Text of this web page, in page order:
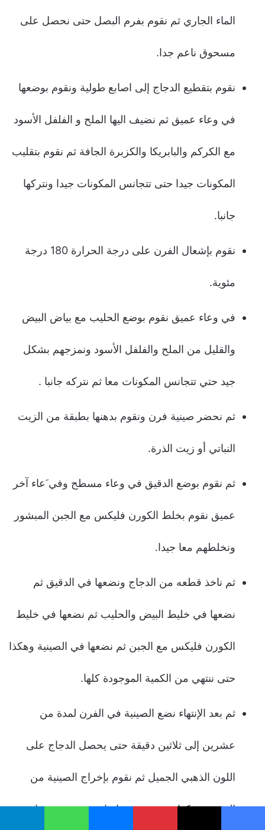
الماء الجاري ثم نقوم بفرم البصل حتى نحصل على
مسحوق ناعم جدا.
نقوم بتقطيع الدجاج إلى اصابع طولية ونقوم بوضعها
في وعاء عميق ثم نضيف اليها الملح و الفلفل الأسود
مع الكركم والبابريكا والكزبرة الجافة ثم نقوم بتقليب
المكونات جيدا حتى تتجانس المكونات جيدا ونتركها
جانبا.
نقوم بإشعال الفرن على درجة الحرارة 180 درجة
مئوية.
في وعاء عميق نقوم بوضع الحليب مع بياض البيض
والقليل من الملح والفلفل الأسود ونمزجهم بشكل
جيد حتي تتجانس المكونات معا ثم نتركه جانبا .
ثم نحضر صينية فرن ونقوم بدهنها بطبقة من الزيت
النباتي أو زيت الذرة.
ثم نقوم بوضع الدقيق في وعاء مسطح وفي َعاء آخر
عميق نقوم بخلط الكورن فليكس مع الجبن المبشور
ونخلطهم معا جيدا.
ثم ناخذ قطعه من الدجاج ونضعها في الدقيق ثم
نضعها في خليط البيض والحليب ثم نضعها في خليط
الكورن فليكس مع الجبن ثم نضعها في الصينية وهكذا
حتى ننتهي من الكمية الموجودة كلها.
ثم بعد الإنتهاء نضع الصينية في الفرن لمدة من
عشرين إلى ثلاثين دقيقة حتى يحصل الدجاج على
اللون الذهبي الجميل ثم نقوم بإخراج الصينية من
الفرن ونتركها حتي تبرد نوعا ما ثم نقوم بوضعها في